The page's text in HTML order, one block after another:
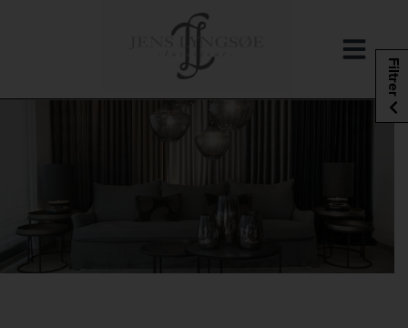
Filtrer